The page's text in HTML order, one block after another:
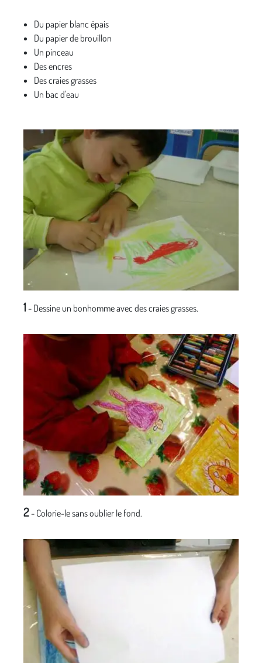
Du papier blanc épais
Du papier de brouillon
Un pinceau
Des encres
Des craies grasses
Un bac d'eau
1- Dessine un bonhomme avec des craies grasses.
2- Colorie-le sans oublier le fond.